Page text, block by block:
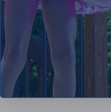
et inclure une
Reviews